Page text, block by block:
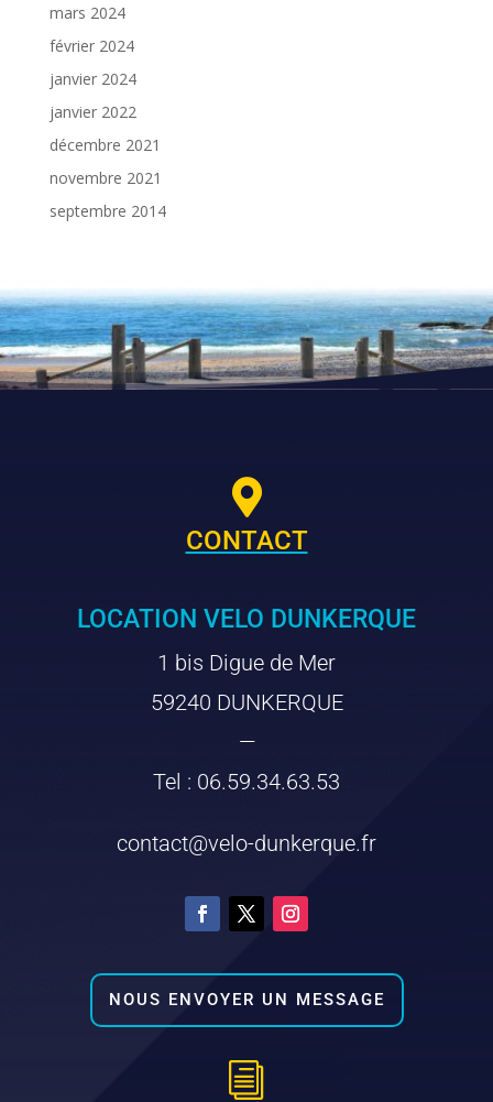
mars 2024
février 2024
janvier 2024
janvier 2022
décembre 2021
novembre 2021
septembre 2014

CONTACT
LOCATION VELO DUNKERQUE
1 bis Digue de Mer
59240 DUNKERQUE
—
Tel : 06.59.34.63.53
contact@velo-dunkerque.fr
NOUS ENVOYER UN MESSAGE
i